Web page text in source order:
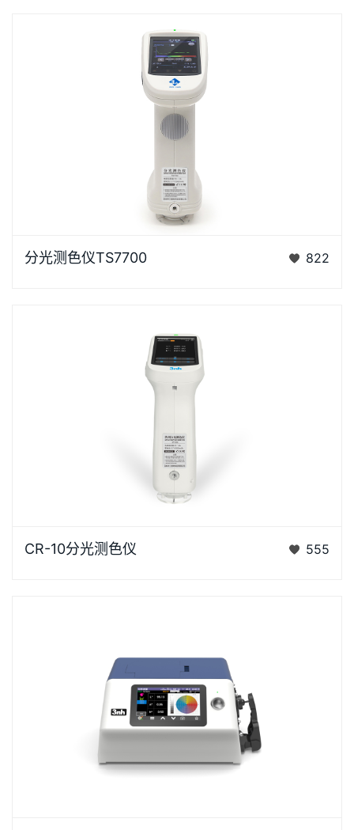
仪是3nh公司花费3年时间、精心设计的、完…
分光测色仪TS7700 822
仪，使用方便，一键可完成测量，采用内置大面积硅光
CR-10分光测色仪 555